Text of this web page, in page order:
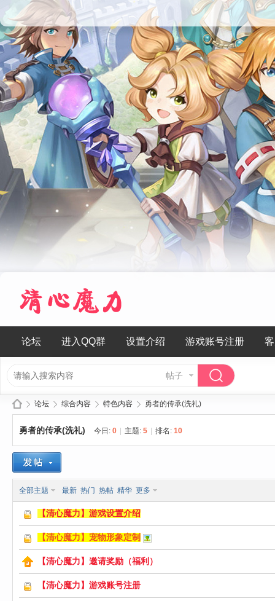
论坛 进入QQ群 设置介绍 游戏账号注册
帖子
清 »
论坛 综合内容 特色内容 勇者的传承(洗礼)
勇者的传承(洗礼) 今日: 0 主题: 5 排名: 10
全部主题 最新 热门 热帖 精华 更多
【清心魔力】游戏设置介绍
【清心魔力】宠物形象定制
【清心魔力】邀请奖励（福利）
【清心魔力】游戏账号注册